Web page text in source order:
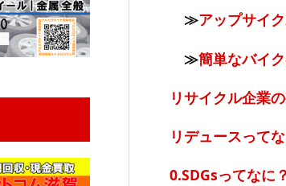
≫アップサイ
≫簡単なバイ
リサイクル企業
リデュースって
0.SDGsってなに？